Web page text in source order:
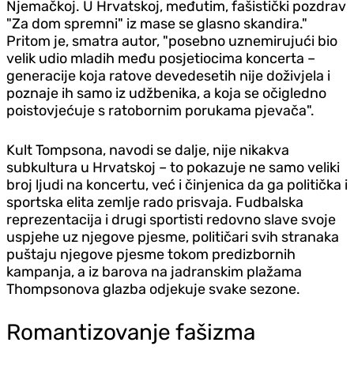
Njemačkoj. U Hrvatskoj, međutim, fašistički pozdrav
"Za dom spremni" iz mase se glasno skandira."
Pritom je, smatra autor, "posebno uznemirujući bio
velik udio mladih među posjetiocima koncerta –
generacije koja ratove devedesetih nije doživjela i
poznaje ih samo iz udžbenika, a koja se očigledno
poistovjećuje s ratobornim porukama pjevača".
Kult Tompsona, navodi se dalje, nije nikakva
subkultura u Hrvatskoj – to pokazuje ne samo veliki
broj ljudi na koncertu, već i činjenica da ga politička i
sportska elita zemlje rado prisvaja. Fudbalska
reprezentacija i drugi sportisti redovno slave svoje
uspjehe uz njegove pjesme, političari svih stranaka
puštaju njegove pjesme tokom predizbornih
kampanja, a iz barova na jadranskim plažama
Thompsonova glazba od‌jekuje svake sezone.
Romantizovanje fašizma